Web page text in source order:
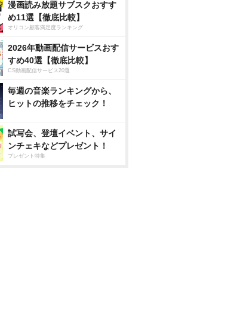
漫画読み放題サブスクおすす
め11選【徹底比較】
オリコン顧客満足度ランキング
2026年動画配信サービスおす
すめ40選【徹底比較】
CS動画配信サービス20選
毎週の音楽ランキングから、
ヒットの推移をチェック！
試写会、登壇イベント、サイ
ンチェキなどプレゼント！
プレゼント特集